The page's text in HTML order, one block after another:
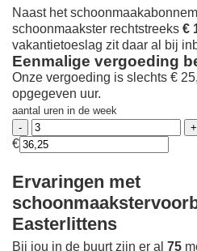
Naast het
schoonmaakster rechtstreeks €
vakantietoeslag zit daar al bij
Eenmalige vergoeding
Onze vergoeding is slechts €
opgegeven uur.
aantal uren in de week
€
Ervaringen met
Easterlittens
Bij jou in de buurt zijn er al 75